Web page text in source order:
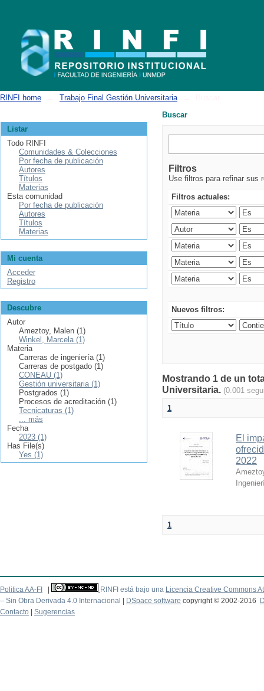
RINFI home Trabajo Final Gestión Universitaria
Buscar
Filtros
Use filtros para refinar sus
Filtros actuales:
Nuevos filtros:
Mostrando 1 de un
Universitaria. (0.001
1
El
2022
1
Listar
Todo RINFI
Comunidades & Colecciones
Por fecha de publicación
Autores
Títulos
Materias
Esta comunidad
Por fecha de publicación
Autores
Títulos
Materias
Mi cuenta
Acceder
Registro
Descubre
Autor
Ameztoy, Malen (1)
Winkel, Marcela (1)
Materia
Carreras de ingeniería (1)
Carreras de postgado (1)
CONEAU (1)
Gestión universitaria (1)
Postgrados (1)
Procesos de acreditación (1)
Tecnicaturas (1)
... más
Fecha
2023 (1)
Has File(s)
Yes (1)
Politica AA-FI RINFI está bajo una Licencia Creative Commons
– Sin Obra Derivada 4.0 Internacional
DSpace software copyright © 2002-2016
Contacto
Sugerencias